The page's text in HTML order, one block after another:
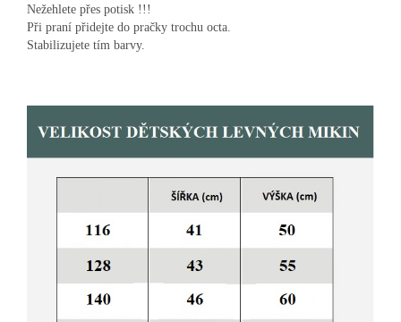
Nežehlete přes potisk !!!
Při praní přidejte do pračky trochu octa.
Stabilizujete tím barvy.